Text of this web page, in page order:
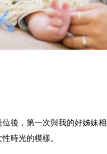
後，第一次與我的好姊妹
時光的模樣。